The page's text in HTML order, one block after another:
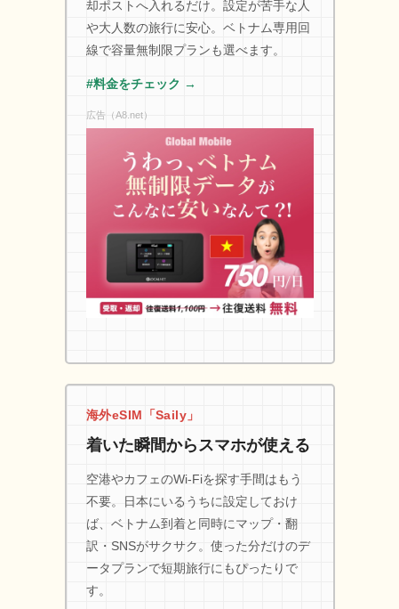
却ポストへ入れるだけ。設定が苦手な人
や大人数の旅行に安心。ベトナム専用回
線で容量無制限プランも選べます。
#料金をチェック →
広告（A8.net）
海外eSIM「Saily」
着いた瞬間からスマホが使える
空港やカフェのWi-Fiを探す手間はもう
不要。日本にいるうちに設定しておけ
ば、ベトナム到着と同時にマップ・翻
訳・SNSがサクサク。使った分だけのデ
ータプランで短期旅行にもぴったりで
す。